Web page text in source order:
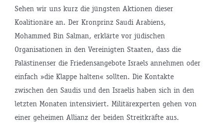
Sehen wir uns kurz die jüngsten Aktionen dieser
Koalitionäre an. Der Kronprinz Saudi Arabiens,
Mohammed Bin Salman, erklärte vor jüdischen
Organisationen in den Vereinigten Staaten, dass die
Palästinenser die Friedensangebote Israels annehmen oder
einfach »die Klappe halten« sollten. Die Kontakte
zwischen den Saudis und den Israelis haben sich in den
letzten Monaten intensiviert. Militärexperten gehen von
einer geheimen Allianz der beiden Streitkräfte aus.